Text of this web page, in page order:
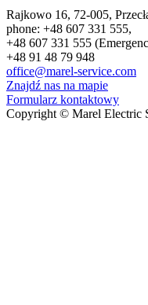
Rajkowo 16, 72-005,
phone: +48 607 331 555,
+48 607 331 555
+48 91 48 79 948
office@marel-service.com
Znajdź nas na mapie
Formularz kontaktowy
Copyright © Marel Electric